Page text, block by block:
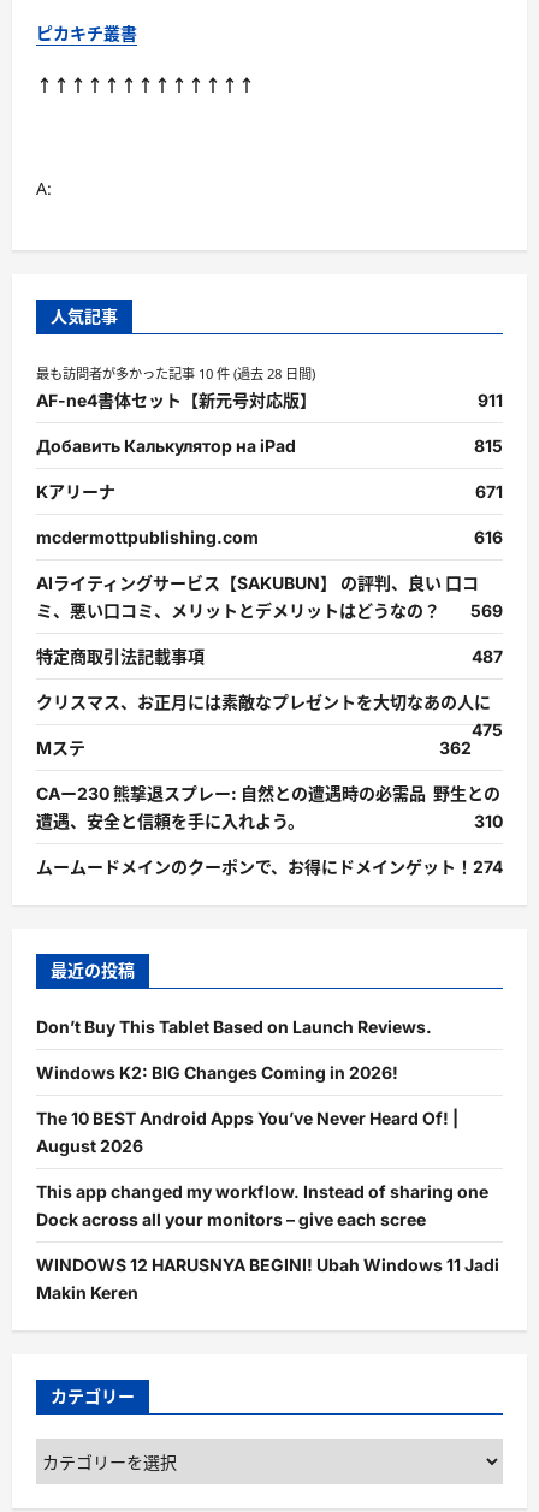
ピカキチ叢書
↑↑↑↑↑↑↑↑↑↑↑↑↑
A:
人気記事
最も訪問者が多かった記事 10 件 (過去 28 日間)
AF-ne4書体セット【新元号対応版】 911
Добавить Калькулятор на iPad 815
Kアリーナ 671
mcdermottpublishing.com 616
AIライティングサービス【SAKUBUN】 の評判、良い 口コ
ミ、悪い口コミ、メリットとデメリットはどうなの？
569
特定商取引法記載事項 487
クリスマス、お正月には素敵なプレゼントを大切なあの人に
475
Mステ
362
CAー230 熊撃退スプレー: 自然との遭遇時の必需品 野生との
遭遇、安全と信頼を手に入れよう。
310
ムームードメインのクーポンで、お得にドメインゲット！ 274
最近の投稿
Don’t Buy This Tablet Based on Launch Reviews.
Windows K2: BIG Changes Coming in 2026!
The 10 BEST Android Apps You’ve Never Heard Of! |
August 2026
This app changed my workflow. Instead of sharing one
Dock across all your monitors – give each scree
WINDOWS 12 HARUSNYA BEGINI! Ubah Windows 11 Jadi
Makin Keren
カテゴリー
カ
テ
ゴ